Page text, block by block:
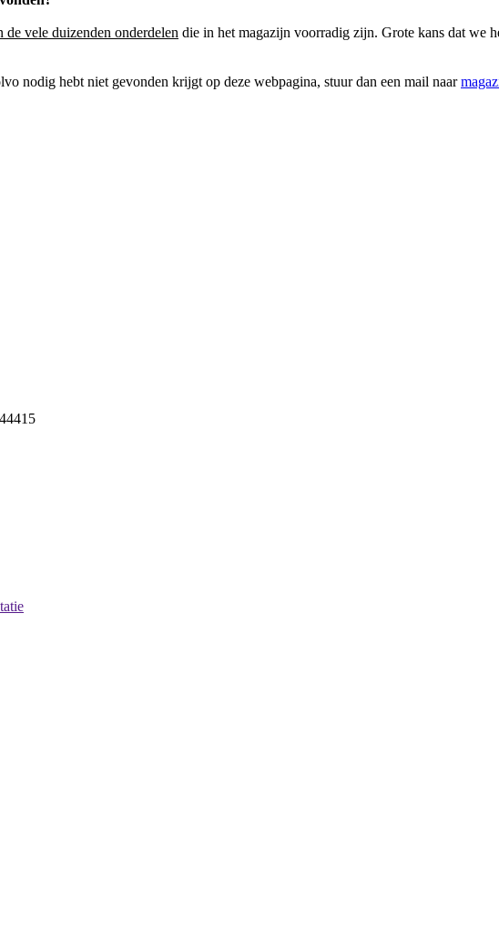
de vele duizenden onderdelen die in het magazijn voorradig zijn. Grote kans dat we
nodig hebt niet gevonden krijgt op deze webpagina, stuur dan een mail naar